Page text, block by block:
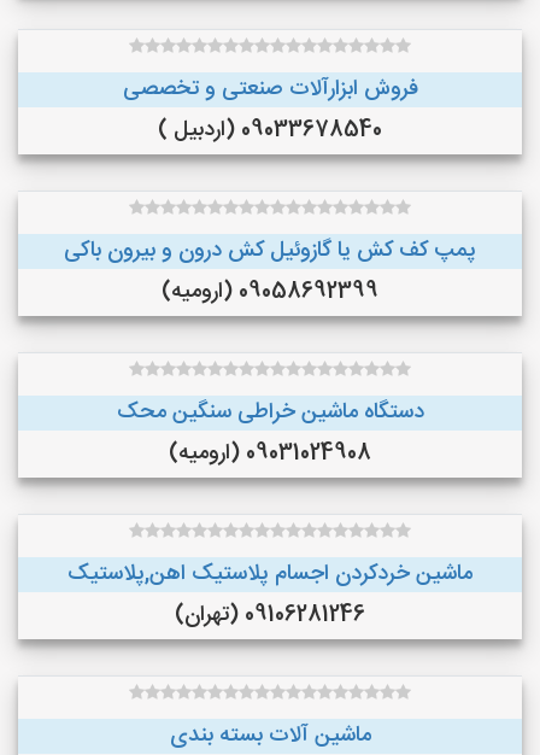
فروش ابزارآلات صنعتی و تخصصی
09033678540 (اردبیل )
پمپ کف کش یا گازوئیل کش درون و بیرون باکی
09058692399 (ارومیه)
دستگاه ماشین خراطی سنگین محک
09031024908 (ارومیه)
ماشین خردکردن اجسام پلاستیک اهن,پلاستیک
09106281246 (تهران)
ماشین آلات بسته بندی